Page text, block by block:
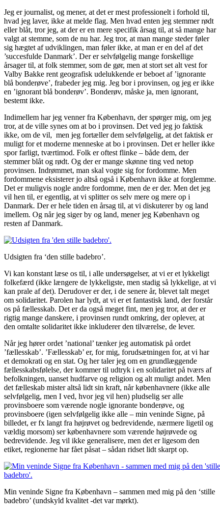
Jeg er journalist, og mener, at det er mest professionelt i forhold til,
hvad jeg laver, ikke at melde flag. Men hvad enten jeg stemmer rødt
eller blåt, tror jeg, at der er en mere specifik årsag til, at så mange har
valgt at stemme, som de nu har. Jeg tror, at man mange steder føler
sig hægtet af udviklingen, man føler ikke, at man er en del af det
’succesfulde Danmark’. Der er selvfølgelig mange forskellige
årsager til, at folk stemmer, som de gør, men at stort set alt vest for
Valby Bakke rent geografisk udelukkende er beboet af ’ignorante
blå bonderøve’, frabeder jeg mig. Jeg bor i provinsen, og jeg er ikke
en ’ignorant blå bonderøv’. Bonderøv, måske ja, men ignorant,
bestemt ikke.
Indimellem har jeg venner fra København, der spørger mig, om jeg
tror, at de ville synes om at bo i provinsen. Det ved jeg jo faktisk
ikke, om de vil, men jeg fortæller dem selvfølgelig, at det faktisk er
muligt for et moderne menneske at bo i provinsen. Det er heller ikke
spor farligt, tværtimod. Folk er oftest flinke – både dem, der
stemmer blåt og rødt. Og der er mange skønne ting ved netop
provinsen. Indrømmet, man skal vogte sig for fordomme. Men
fordommene eksisterer jo altså også i København ikke at forglemme.
Det er muligvis nogle andre fordomme, men de er der. Men det jeg
vil hen til, er egentlig, at vi splitter os selv mere og mere op i
Danmark. Der er hele tiden en årsag til, at vi diskuterer by og land
imellem. Og når jeg siger by og land, mener jeg København og
resten af Danmark.
Udsigten fra ‘den stille badebro’.
Vi kan konstant læse os til, i alle undersøgelser, at vi er et lykkeligt
folkefærd (ikke længere de lykkeligste, men stadig så lykkelige, at vi
kan prale af det). Derudover er der, i de senere år, blevet talt meget
om solidaritet. Parolen har lydt, at vi er et fantastisk land, der forstår
os på fællesskab. Det er da også meget fint, men jeg tror, at der er
rigtig mange danskere, i provinsen rundt omkring, der oplever, at
den omtalte solidaritet ikke inkluderer den tilværelse, de lever.
Når jeg hører ordet ’national’ tænker jeg automatisk på ordet
’fællesskab’. ’Fællesskab’ er, for mig, forudsætningen for, at vi har
et demokrati og en stat. Og her taler jeg om en grundlæggende
fællesskabsfølelse, der kommer til udtryk i en solidaritet på tværs af
befolkningen, uanset hudfarve og religion og alt muligt andet. Men
det fælleskab mister altså lidt sin kraft, når københavnere (ikke alle
selvfølgelig, men I ved, hvor jeg vil hen) pludselig ser alle
provinsboere som værende nogle ignorante bonderøve, og
provinsboere (igen selvfølgelig ikke alle – min veninde Signe, på
billedet, er fx langt fra højrøvet og bedrevidende, nærmere ligetil og
vældig morsom) ser københavnere som værende højrøvede og
bedrevidende. Jeg vil ikke generalisere, men det er ligesom den
etiket, regionerne har fået påsat – sådan ridset lidt skarpt op.
Min veninde Signe fra København – sammen med mig på den ‘stille
badebro’ (undskyld kvalitet -det var mørkt).